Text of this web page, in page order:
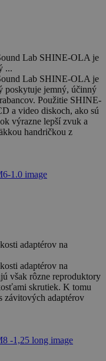
Lab SHINE-OLA je
...
Lab SHINE-OLA je
poskytuje jemný, účinný
Použitie SHINE-
a video diskoch, ako sú
výrazne lepší zvuk a
handričkou z
adaptérov na
adaptérov na
však rôzne reproduktory
skrutiek. K tomu
závitových adaptérov